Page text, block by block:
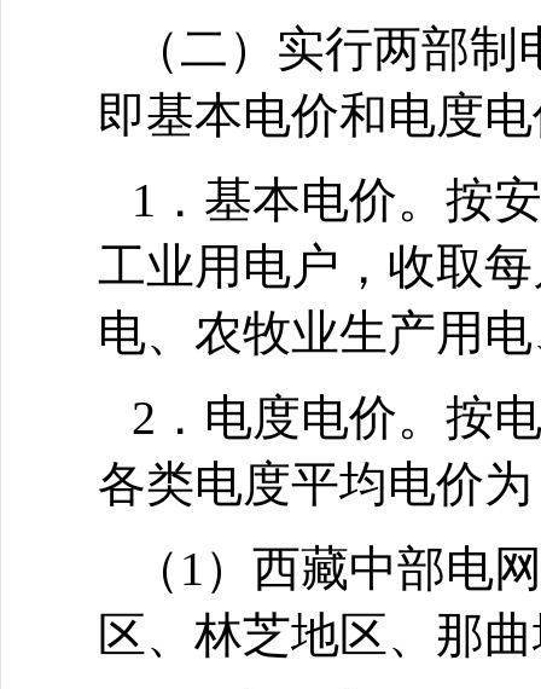
（二）实行两部制
即基本电价和电度
1．基本电价。按
工业用电户，收取
电、农牧业生产用
2．电度电价。按
各类电度平均电价
（1）西藏中部电
区、林芝地区、那